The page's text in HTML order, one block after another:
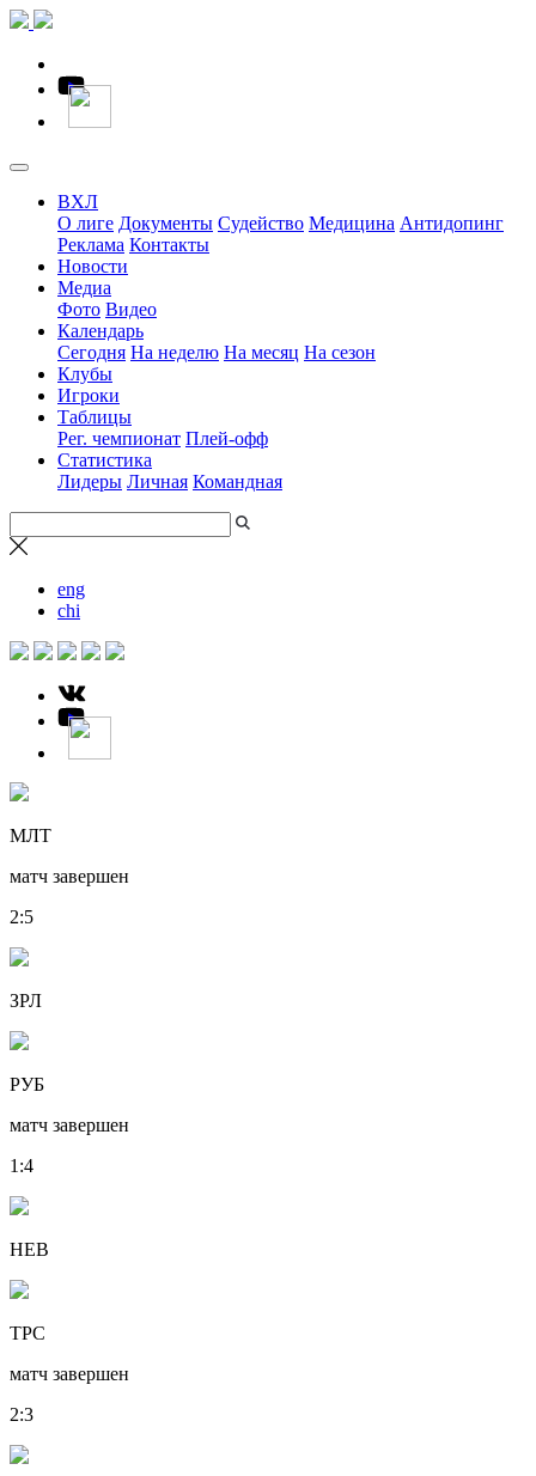
ВХЛ
О лиге Документы Судейство Медицина Антидопинг
Реклама Контакты
Новости
Медиа
Фото Видео
Календарь
Сегодня На неделю На месяц На сезон
Клубы
Игроки
Таблицы
Рег. чемпионат Плей-офф
Статистика
Лидеры Личная Командная
eng
chi
МЛТ
матч завершен
2:5
ЗРЛ
РУБ
матч завершен
1 :4
НЕВ
ТРС
матч завершен
2:3